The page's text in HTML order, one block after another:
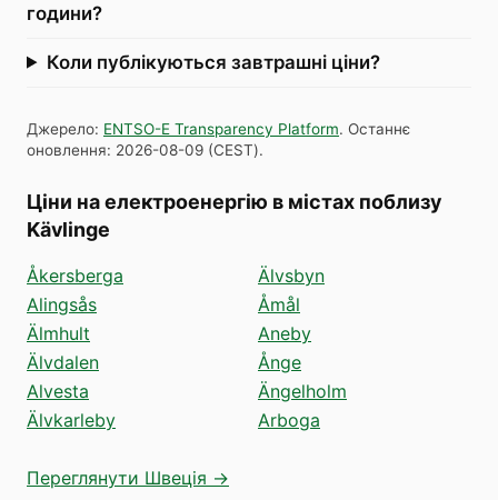
години?
Коли публікуються завтрашні ціни?
Джерело: ENTSO-E Transparency Platform. Останнє
оновлення: 2026-08-09 (CEST).
Ціни на електроенергію в містах поблизу
Kävlinge
Åkersberga
Alingsås
Älmhult
Älvdalen
Alvesta
Älvkarleby
Älvsbyn
Åmål
Aneby
Ånge
Ängelholm
Arboga
Переглянути Швеція →